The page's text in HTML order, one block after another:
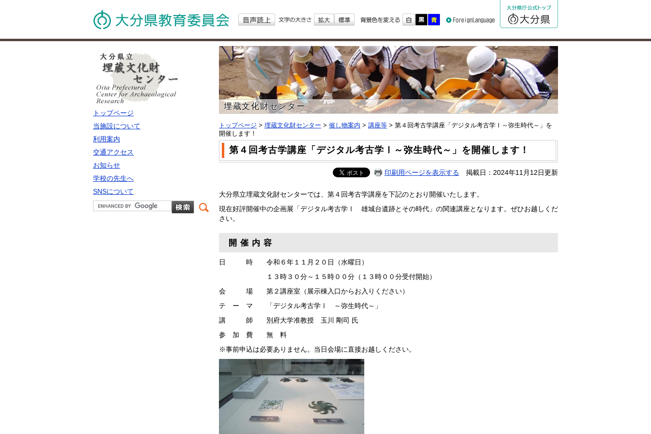
埋蔵文化財センター
トップページ > 埋蔵文化財センター > 催し物案内 > 講座等 > 第４回考古学講座「デジタル考古学Ⅰ～弥生時代～」を
開催します！
第４回考古学講座「デジタル考古学Ⅰ～弥生時代～」を開催します！
印刷用ページを表示する 掲載日：2024年11月12日更新
大分県立埋蔵文化財センターでは、第４回考古学講座を下記のとおり開催いたします。
現在好評開催中の企画展「デジタル考古学Ⅰ 雄城台遺跡とその時代」の関連講座となります。ぜひお越しくだ
さい。
開 催 内 容
日 時 令和６年１１月２０日（水曜日）
１３時３０分～１５時００分（１３時００分受付開始）
会 場 第２講座室（展示棟入口からお入りください）
テ ー マ 「デジタル考古学Ⅰ ～弥生時代～」
講 師 別府大学准教授 玉川 剛司 氏
参 加 費 無 料
※事前申込は必要ありません。当日会場に直接お越しください。
トップページ
当施設について
利用案内
交通アクセス
お知らせ
学校の先生へ
SNSについて